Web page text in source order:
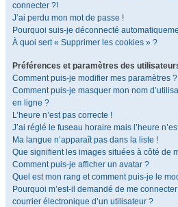
connecter ?!
J’ai perdu mon mot de passe !
Pourquoi suis-je déconnecté
À quoi sert « Supprimer les cookies » ?
Préférences et paramètres des
Comment puis-je modifier mes paramètres ?
Comment puis-je masquer mon nom
en ligne ?
L’heure n’est pas correcte !
J’ai réglé le fuseau horaire mais l’heure
Ma langue n’apparaît pas dans la liste !
Que signifient les images situées à côté de
Comment puis-je afficher un avatar ?
Quel est mon rang et comment puis-je le
Pourquoi m’est-il demandé de me
courrier électronique d’un utilisateur ?